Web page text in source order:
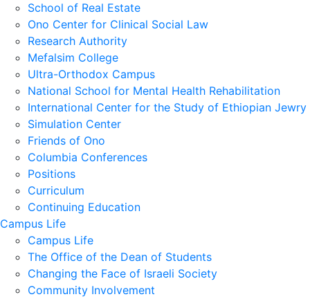
School of Real Estate
Ono Center for Clinical Social Law
Research Authority
Mefalsim College
Ultra-Orthodox Campus
National School for Mental Health Rehabilitation
International Center for the Study of Ethiopian Jewry
Simulation Center
Friends of Ono
Columbia Conferences
Positions
Curriculum
Continuing Education
Campus Life
Campus Life
The Office of the Dean of Students
Changing the Face of Israeli Society
Community Involvement